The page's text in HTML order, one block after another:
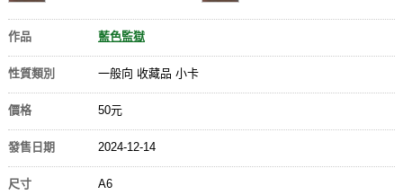
作品 藍色監獄
性質類別 一般向 收藏品 小卡
價格 50元
發售日期 2024-12-14
尺寸 A6